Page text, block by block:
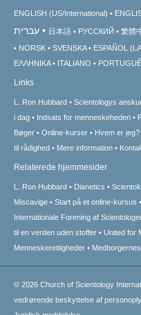
ENGLISH (US/International)
עברית 日本語 РУССКИЙ 繁體
NORSK
SVENSKA ESPAÑOL
ΕΛΛΗΝΙΚA
ITALIANO
Links
L. Ron Hubbard Scientologys
i dag
Indsats for menneskeheden
Bøger
Online-kurser Hvem er jeg?
til rådighed
Mere information
Relaterede hjemmesider
L. Ron Hubbard Dianetics
Miscavige
Start på et online-kursus
Internationale Forening af
til en verden uden stoffer
United for
Menneskerettigheder
© 2026 Church of Scientology
vedrørende beskyttelse af